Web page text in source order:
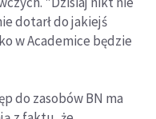
dotarł do jakiejś
w Academice będzie
do zasobów BN ma